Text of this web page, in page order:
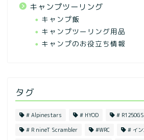
キャンプツーリング
キャンプ飯
キャンプツーリング用品
キャンプのお役立ち情報
タグ
# Alpinestars # HYOD # R1250GS
# R nineT Scrambler #WRC # イン